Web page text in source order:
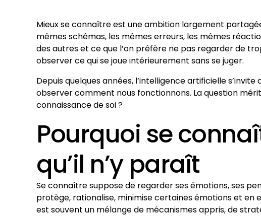
Mieux se connaître est une ambition largement
mêmes schémas, les mêmes erreurs, les mêmes
des autres et ce que l’on préfère ne pas regarder de
observer ce qui se joue intérieurement sans se juger.
Depuis quelques années, l’intelligence artificielle
observer comment nous fonctionnons. La question
connaissance de soi ?
Pourquoi se
qu’il n’y paraît
Se connaître suppose de regarder ses émotions, ses
protège, rationalise, minimise certaines émotions et en
est souvent un mélange de mécanismes appris, de